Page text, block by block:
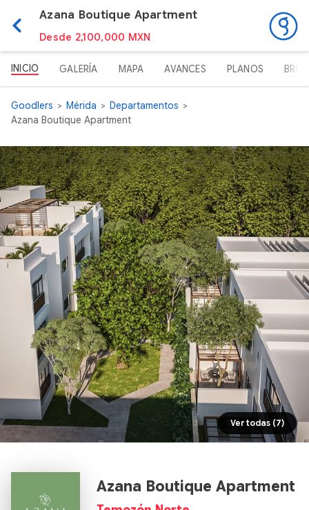
Azana Boutique Apartment
Desde 2,100,000 MXN
INICIO GALERÍA MAPA AVANCES PLANOS
Goodlers Mérida
Departamentos
Azana Boutique Apartment
Ver todas (7)
Azana Boutique Apartment